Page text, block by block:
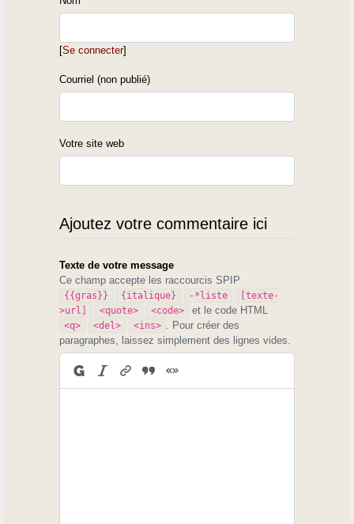
[Se connecter]
Courriel (non publié)
Votre site web
Ajoutez votre commentaire ici
Texte de votre message
Ce champ accepte les raccourcis SPIP
{{gras}} {italique} -*liste
[texte-
>url]
<quote> <code> et le code HTML
<q> <del> <ins>
. Pour créer des
paragraphes, laissez simplement des lignes vides.